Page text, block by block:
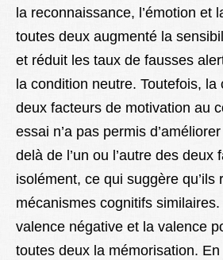
la reconnaissance, l’émotion et
toutes deux augmenté la
et réduit les taux de fausses
la condition neutre. Toutefois,
deux facteurs de motivation au
essai n’a pas permis
delà de l’un ou l’autre des deux
isolément, ce qui suggère qu’ils
mécanismes cognitifs
valence négative et la valence
toutes deux la mémorisation.